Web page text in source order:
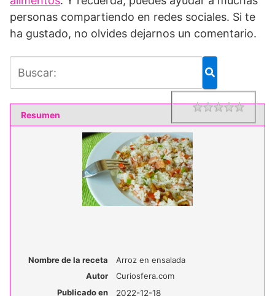
personas compartiendo en redes sociales. Si te
ha gustado, no olvides dejarnos un comentario.
Resumen Rating
Nombre de la receta
Arroz en ensalada
Autor
Curiosfera.com
Publicado en
2022-12-18